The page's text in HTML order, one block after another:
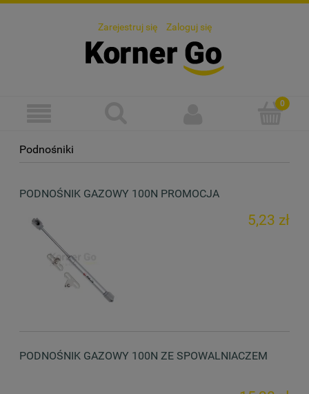
Zarejestruj się Zaloguj się
Podnośniki
PODNOŚNIK GAZOWY 100N PROMOCJA
5,23 zł
PODNOŚNIK GAZOWY 100N ZE SPOWALNIACZEM